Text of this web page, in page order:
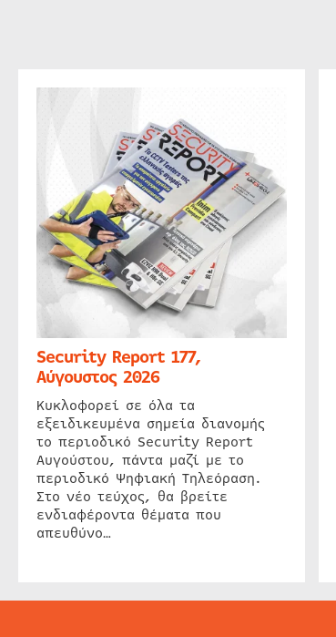
Security Report 177,
Αύγουστος 2026
Κυκλοφορεί σε όλα τα
εξειδικευμένα σημεία διανομής
το περιοδικό Security Report
Αυγούστου, πάντα μαζί με το
περιοδικό Ψηφιακή Τηλεόραση.
Στο νέο τεύχος, θα βρείτε
ενδιαφέροντα θέματα που
απευθύνο…